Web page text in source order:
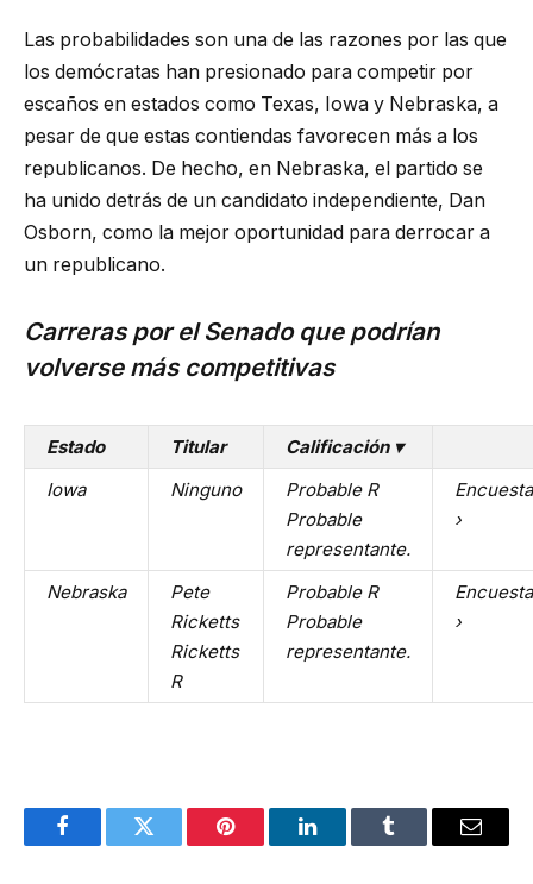
Las probabilidades son una de las razones por las que
los demócratas han presionado para competir por
escaños en estados como Texas, Iowa y Nebraska, a
pesar de que estas contiendas favorecen más a los
republicanos. De hecho, en Nebraska, el partido se
ha unido detrás de un candidato independiente, Dan
Osborn, como la mejor oportunidad para derrocar a
un republicano.
Carreras por el Senado que podrían
volverse más competitivas
Estado Titular
Calificación ▾
Iowa
Ninguno
Probable R
Probable
representante.
›
Nebraska
Pete
Ricketts
Ricketts
R
Probable R
Probable
representante.
›
FacebookTwitter Pinterest LinkedInTumblr Email